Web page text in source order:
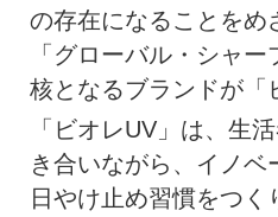
の存在になることをめ
「グローバル・シャ
核となるブランドが「
「ビオレUV」は、生
き合いながら、イノベ
日やけ止め習慣をつく